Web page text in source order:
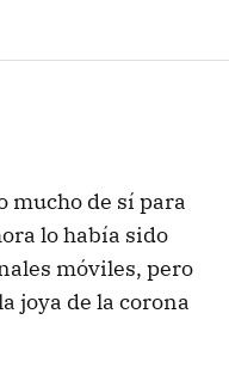
mucho de sí para
lo había sido
móviles, pero
joya de la corona